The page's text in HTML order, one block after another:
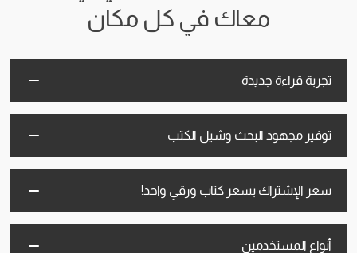
معاك في كل مكان
تجربة قراءة جديدة
توفير مجهود البحث وشيل الكتب
سعر الإشتراك بسعر كتاب ورقي واحد!
أنواع المستخدمين